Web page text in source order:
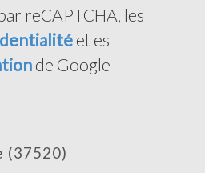
reCAPTCHA, les
et es
de Google
(37520)